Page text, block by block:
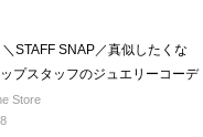
＼STAFF SNAP／真似したくな
プスタッフのジュエリーコーデ
Store